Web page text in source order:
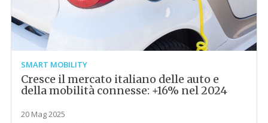
SMART MOBILITY
Cresce il mercato italiano delle auto e
della mobilità connesse: +16% nel 2024
20 Mag 2025